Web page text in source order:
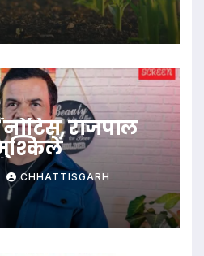
राजपाल
CHHATTISGARH